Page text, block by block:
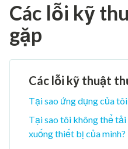
Các lỗi kỹ
gặp
Các lỗi kỹ thuật
Tại sao ứng dụng của
Tại sao tôi không thể
xuống thiết bị của mình?